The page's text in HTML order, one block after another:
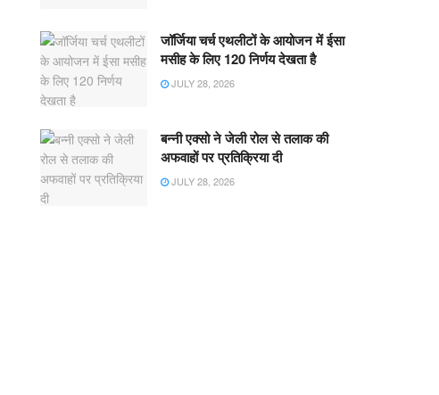
जॉर्जिया चर्च एथलीटों के आयोजन में ईसा
मसीह के लिए 120 निर्णय देखता है
JULY 28, 2026
बन्नी एक्सो ने जेली रोल से तलाक की
अफवाहों पर प्रतिक्रिया दी
JULY 28, 2026